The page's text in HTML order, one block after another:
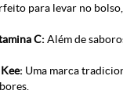
para levar no
C: Além de
Uma marca